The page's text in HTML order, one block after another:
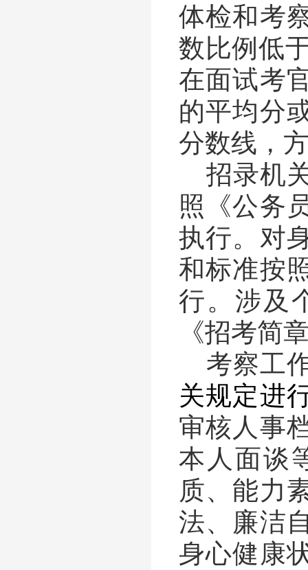
体检和考
数比例低
在面试考
的平均分
分数线，
招录机
照《公务
执行。对
和标准按
行。涉及
《招考简
考察工
关规定进
审核人事
本人面谈
质、能力
法、廉洁
身心健康